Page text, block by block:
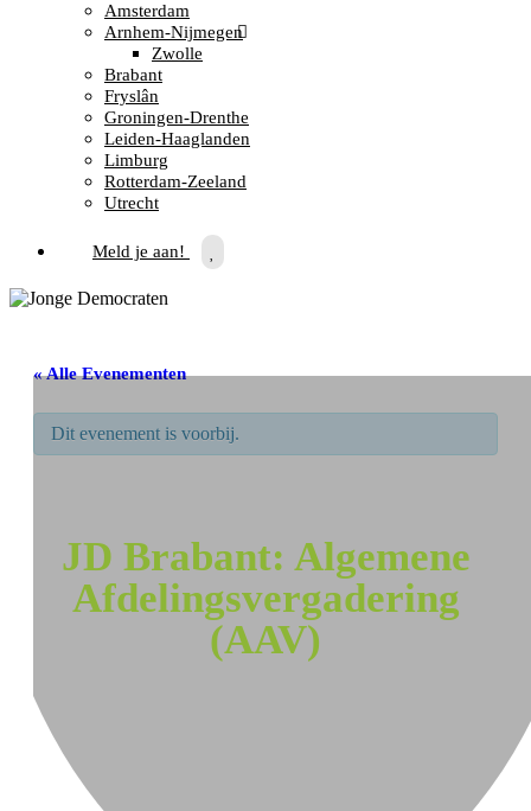
Amsterdam
Arnhem-Nijmegen
Zwolle
Brabant
Fryslân
Groningen-Drenthe
Leiden-Haaglanden
Limburg
Rotterdam-Zeeland
Utrecht
Meld je aan!
« Alle Evenementen
Dit evenement is voorbij.
JD Brabant: Algemene
Afdelingsvergadering
(AAV)